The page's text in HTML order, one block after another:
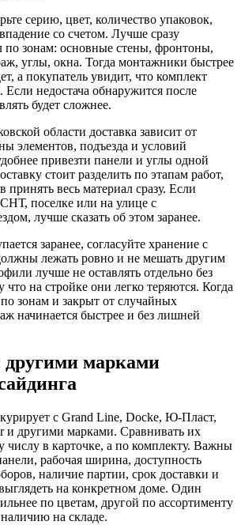
серию, цвет, количество упаковок,
со счетом. Лучше сразу
по зонам: основные стены, фронтоны,
углы, окна. Тогда монтажники быстрее
а покупатель увидит, что комплект
Если недостача обнаружится после
будет сложнее.
области доставка зависит от
элементов, подъезда и условий
привезти панели и углы одной
стоит разделить по этапам работ,
принять весь материал сразу. Если
поселке или на улице с
лучше сказать об этом заранее.
заранее, согласуйте хранение с
лежать ровно и не мешать другим
лучше не оставлять отдельно без
на стройке они легко теряются. Когда
зонам и закрыт от случайных
начинается быстрее и без лишней
другими марками
с Grand Line, Docke, Ю-Пласт,
и другими марками. Сравнивать их
в карточке, а по комплекту. Важны
рабочая ширина, доступность
наличие партии, срок доставки и
на конкретном доме. Один
по цветам, другой по ассортименту
на складе.